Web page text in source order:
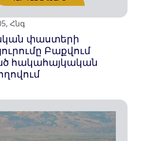
Հնգ
փաստերի
Բաքվում
հակահայկական